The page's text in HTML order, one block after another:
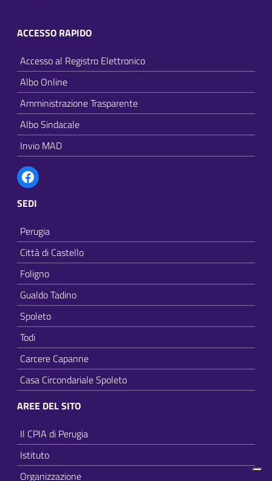
ACCESSO RAPIDO
Accesso al Registro Elettronico
Albo Online
Amministrazione Trasparente
Albo Sindacale
Invio MAD
Facebook
SEDI
Perugia
Città di Castello
Foligno
Gualdo Tadino
Spoleto
Todi
Carcere Capanne
Casa Circondariale Spoleto
AREE DEL SITO
Il CPIA di Perugia
Istituto
Organizzazione